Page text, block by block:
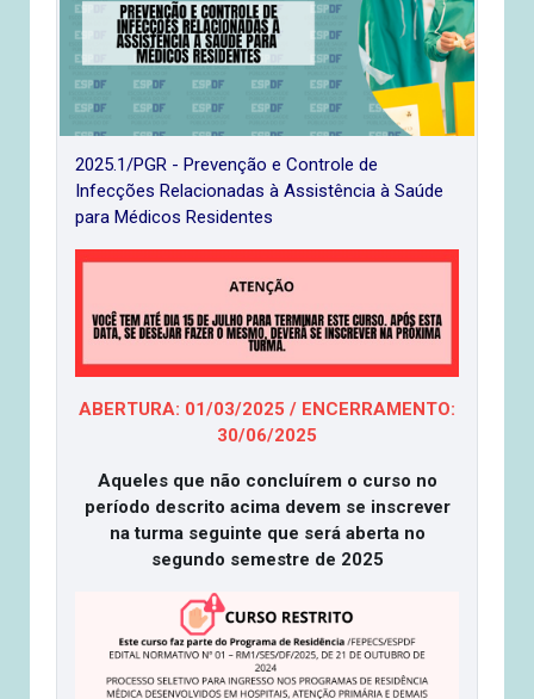
2025.1/PGR - Prevenção e Controle de
Infecções Relacionadas à Assistência à Saúde
para Médicos Residentes
ABERTURA: 01/03/2025 / ENCERRAMENTO:
30/06/2025
Aqueles que não concluírem o curso no
período descrito acima devem se inscrever
na turma seguinte que será aberta no
segundo semestre de 2025